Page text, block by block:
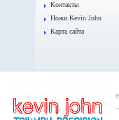
Контакты
Ножи Kevin John
Карта сайта